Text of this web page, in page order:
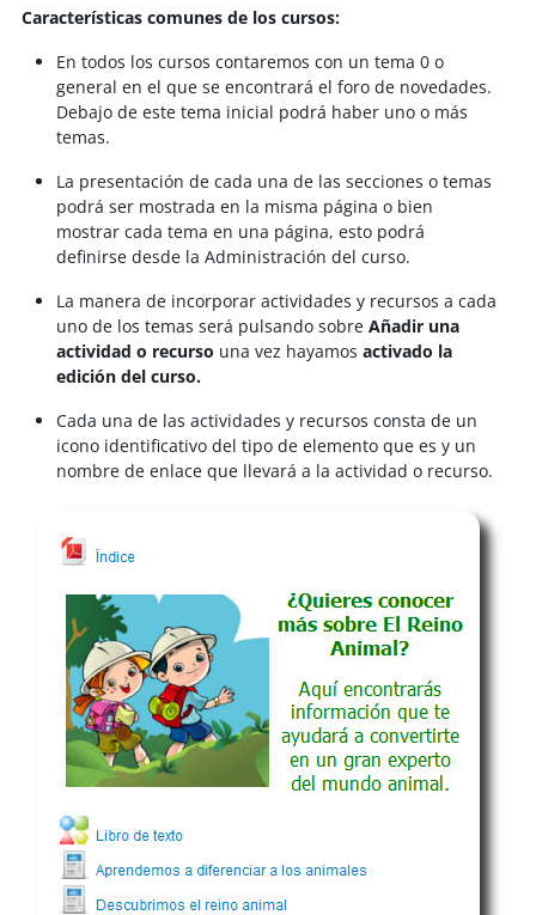
Características comunes de los cursos:
En todos los cursos contaremos con un tema 0 o
general en el que se encontrará el foro de novedades.
Debajo de este tema inicial podrá haber uno o más
temas.
La presentación de cada una de las secciones o temas
podrá ser mostrada en la misma página o bien
mostrar cada tema en una página, esto podrá
definirse desde la Administración del curso.
La manera de incorporar actividades y recursos a cada
uno de los temas será pulsando sobreAñadir una
actividad o recurso una vez hayamos activado la
edición del curso.
Cada una de las actividades y recursos consta de un
icono identificativo del tipo de elemento que es y un
nombre de enlace que llevará a la actividad o recurso.